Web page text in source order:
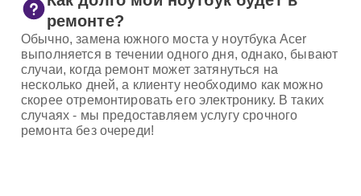
ремонте?
Обычно, замена южного моста у ноутбука Acer
выполняется в течении одного дня, однако, бывают
случаи, когда ремонт может затянуться на
несколько дней, а клиенту необходимо как можно
скорее отремонтировать его электронику. В таких
случаях - мы предоставляем услугу срочного
ремонта без очереди!